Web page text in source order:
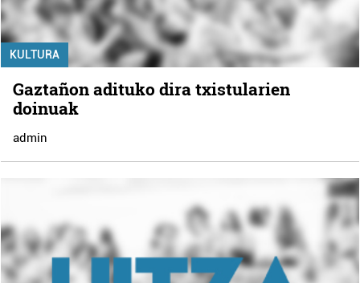
KULTURA
Gaztañon adituko dira txistularien
doinuak
admin